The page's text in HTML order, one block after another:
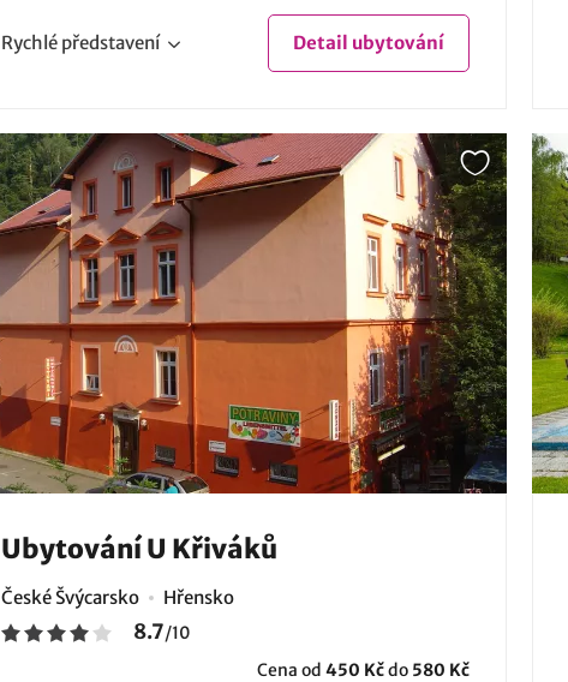
Rychlé představení Detail ubytování
Ubytování U Křiváků
České Švýcarsko Hřensko
8.7/10
Cena od 450 Kčdo 580 Kč